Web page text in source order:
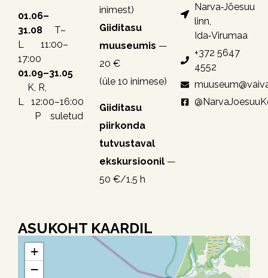
01.06–
31.08 T–
L 11:00–
17:00
01.09–31.05
K, R,
L 12:00–16:00
P suletud
inimest)
Giiditasu
muuseumis —
20 €
(üle 10 inimese)
Giiditasu
piirkonda
tutvustaval
ekskursioonil —
50 €/1,5 h
Narva‑Jõesuu
linn,
Ida‑Virumaa
+372 5647
4552
ASUKOHT KAARDIL
+
−